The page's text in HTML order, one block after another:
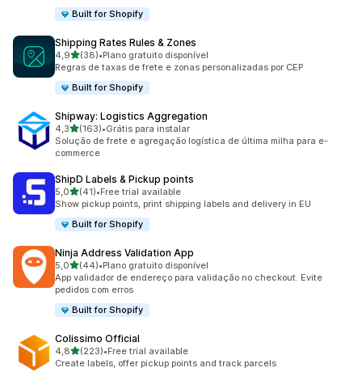
Built for Shopify
Shipping Rates Rules & Zones
4,9de 5 estrelas
(38)
38 avaliações ao todo
•Plano gratuito disponível
Regras de taxas de frete e zonas personalizadas por CEP
Built for Shopify
Shipway: Logistics Aggregation
4,3de 5 estrelas
(163)
163 avaliações ao todo
•Grátis para instalar
Solução de frete e agregação logística de última milha para e-
commerce
ShipD Labels & Pickup points
5,0de 5 estrelas
(41)
41 avaliações ao todo
•Free trial available
Show pickup points, print shipping labels and delivery in EU
Built for Shopify
Ninja Address Validation App
5,0de 5 estrelas
(44)
44 avaliações ao todo
•Plano gratuito disponível
App validador de endereço para validação no checkout. Evite
pedidos com erros
Built for Shopify
Colissimo Official
4,8de 5 estrelas
(223)
223 avaliações ao todo
•Free trial available
Create labels, offer pickup points and track parcels